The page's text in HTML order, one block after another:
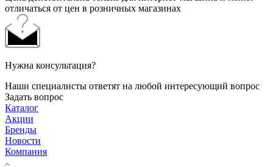
отличаться от цен в розничных магазинах
Нужна консультация?
Наши специалисты ответят на любой интересующий вопрос
Задать вопрос
Каталог
Акции
Бренды
Новости
Компания